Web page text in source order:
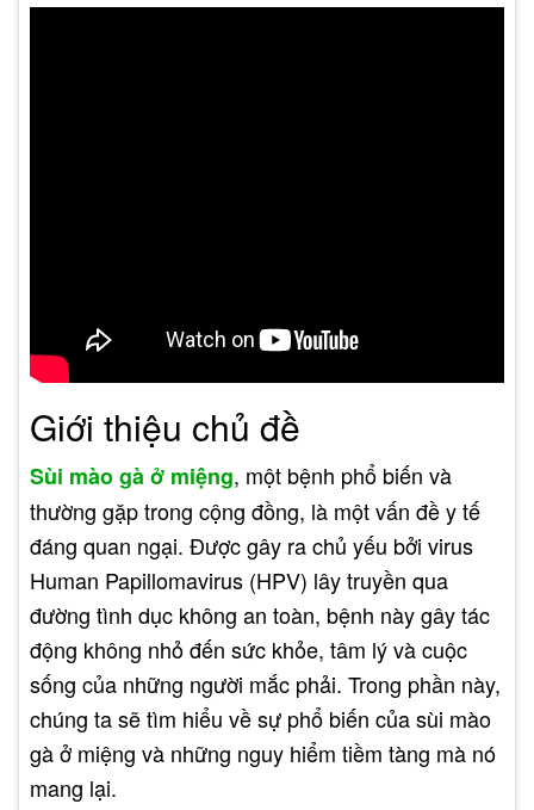
Giới thiệu chủ đề
Sùi mào gà ở miệng, một bệnh phổ biến và
thường gặp trong cộng đồng, là một vấn đề y tế
đáng quan ngại. Được gây ra chủ yếu bởi virus
Human Papillomavirus (HPV) lây truyền qua
đường tình dục không an toàn, bệnh này gây tác
động không nhỏ đến sức khỏe, tâm lý và cuộc
sống của những người mắc phải. Trong phần này,
chúng ta sẽ tìm hiểu về sự phổ biến của sùi mào
gà ở miệng và những nguy hiểm tiềm tàng mà nó
mang lại.